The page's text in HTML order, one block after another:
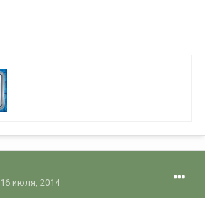
16 июля, 2014